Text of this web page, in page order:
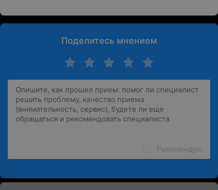
Поделитесь мнением
Рекомендую